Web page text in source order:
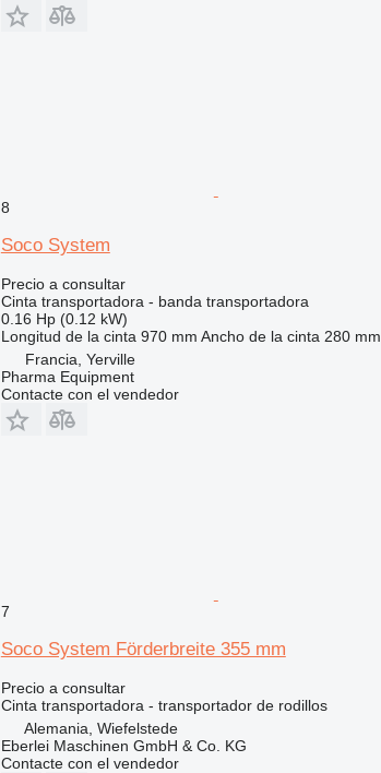
8
Soco System
Precio a consultar
Cinta transportadora - banda transportadora
0.16 Hp (0.12 kW)
Longitud de la cinta 970 mm Ancho de la cinta 280 mm
Francia, Yerville
Pharma Equipment
Contacte con el vendedor
7
Soco System Förderbreite 355 mm
Precio a consultar
Cinta transportadora - transportador de rodillos
Alemania, Wiefelstede
Eberlei Maschinen GmbH & Co. KG
Contacte con el vendedor